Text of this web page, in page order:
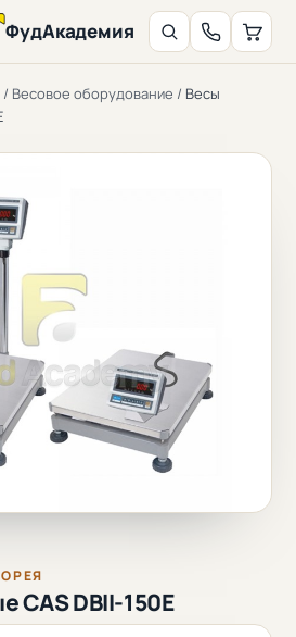
ФудАкадемия
/ Весовое оборудование / Весы
CAS DBII-150E